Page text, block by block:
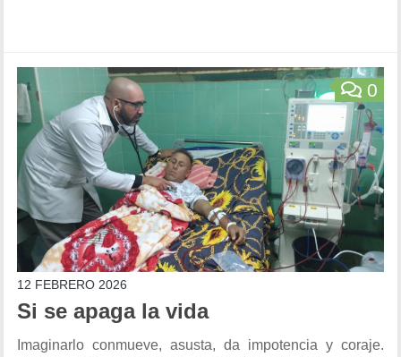
0
12 FEBRERO 2026
Si se apaga la vida
Imaginarlo conmueve, asusta, da impotencia y coraje.